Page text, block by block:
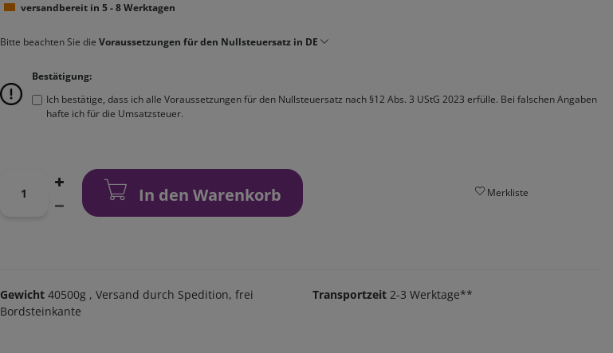
versandbereit in 5 - 8 Werktagen
Bitte beachten Sie die Voraussetzungen für den Nullsteuersatz in DE
Bestätigung:
Ich bestätige, dass ich alle Voraussetzungen für den Nullsteuersatz nach §12 Abs. 3 UStG 2023 erfülle. Bei falschen Angaben
hafte ich für die Umsatzsteuer.
In den Warenkorb Merkliste
Gewicht 40500g , Versand durch Spedition, frei
Bordsteinkante
Transportzeit 2-3 Werktage**